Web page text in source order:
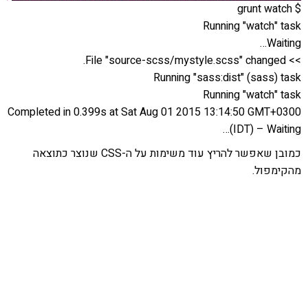
$ grunt watch
Running "watch" task
Waiting…
>> File "source-scss/mystyle.scss" changed.
Running "sass:dist" (sass) task
Running "watch" task
Completed in 0.399s at Sat Aug 01 2015 13:14:50 GMT+0300
(IDT) – Waiting…
כמובן שאפשר להריץ עוד משימות על ה-CSS שנוצר כתוצאה
מהקימפול.